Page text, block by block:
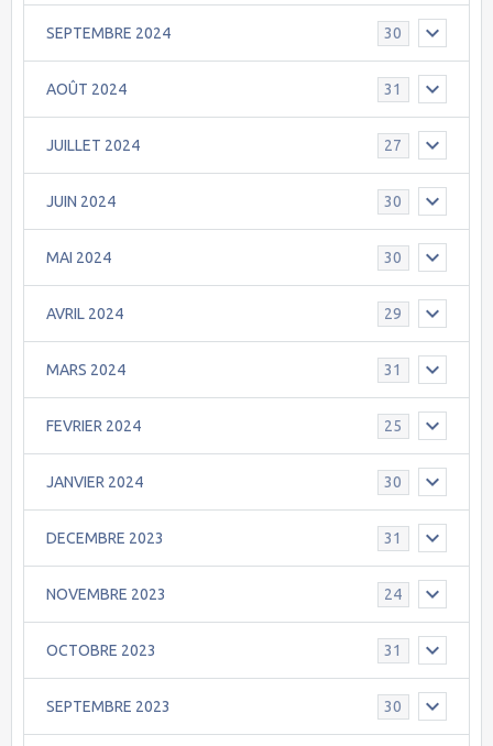
SEPTEMBRE 2024 30
AOÛT 2024 31
JUILLET 2024 27
JUIN 2024 30
MAI 2024 30
AVRIL 2024 29
MARS 2024 31
FEVRIER 2024 25
JANVIER 2024 30
DECEMBRE 2023 31
NOVEMBRE 2023 24
OCTOBRE 2023 31
SEPTEMBRE 2023 30